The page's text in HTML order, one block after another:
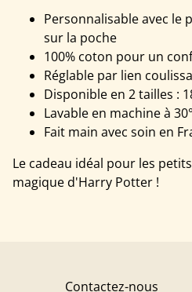
Personnalisable avec le
sur la poche
100% coton pour un
Réglable par lien
Disponible en 2 tailles :
Lavable en machine à
Fait main avec soin en
Le cadeau idéal pour les
magique d'Harry Potter !
Contactez-nous